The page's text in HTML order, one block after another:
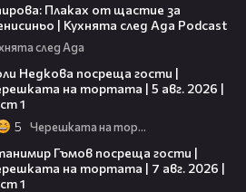
Плаках от щастие за
| Кухнята след Ада Podcast
след Ада
Недкова посреща гости |
на тортата | 5 авг. 2026 |
1
5 Черешката на тортата
Гъмов посреща гости |
на тортата | 7 авг. 2026 |
1